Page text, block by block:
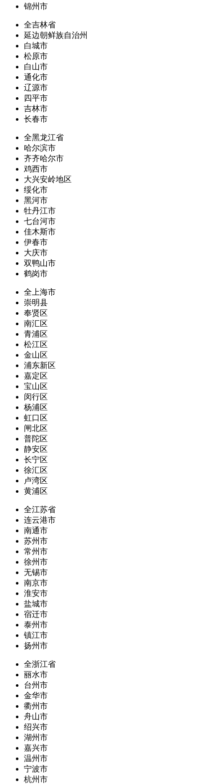
锦州市
全吉林省
延边朝鲜族自治州
白城市
松原市
白山市
通化市
辽源市
四平市
吉林市
长春市
全黑龙江省
哈尔滨市
齐齐哈尔市
鸡西市
大兴安岭地区
绥化市
黑河市
牡丹江市
七台河市
佳木斯市
伊春市
大庆市
双鸭山市
鹤岗市
全上海市
崇明县
奉贤区
南汇区
青浦区
松江区
金山区
浦东新区
嘉定区
宝山区
闵行区
杨浦区
虹口区
闸北区
普陀区
静安区
长宁区
徐汇区
卢湾区
黄浦区
全江苏省
连云港市
南通市
苏州市
常州市
徐州市
无锡市
南京市
淮安市
盐城市
宿迁市
泰州市
镇江市
扬州市
全浙江省
丽水市
台州市
金华市
衢州市
舟山市
绍兴市
湖州市
嘉兴市
温州市
宁波市
杭州市